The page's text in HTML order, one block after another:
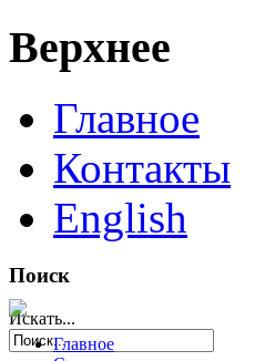
Верхнее
Главное
Контакты
English
Поиск
Искать...
Главное